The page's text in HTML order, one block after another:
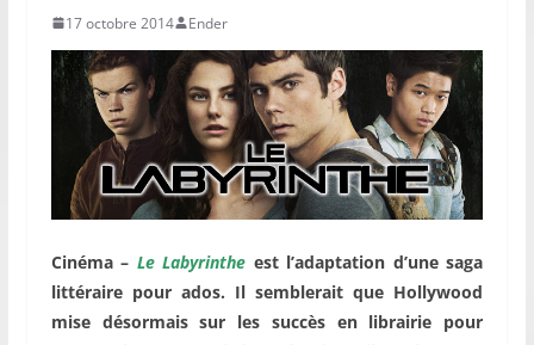
17 octobre 2014 Ender
Cinéma – Le Labyrinthe est l’adaptation d’une saga
littéraire pour ados. Il semblerait que Hollywood
mise désormais sur les succès en librairie pour